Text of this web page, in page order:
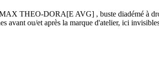
THEO-DORA[E AVG] , buste diadémé à
avant ou/et après la marque d'atelier, ici